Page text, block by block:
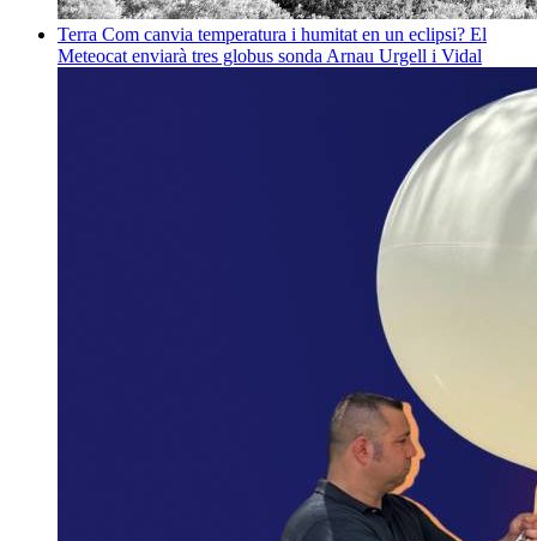
Terra Com canvia temperatura i humitat en un eclipsi? El
Meteocat enviarà tres globus sonda Arnau Urgell i Vidal